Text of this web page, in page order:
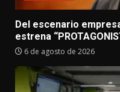
Del escenario
estrena
6 de agosto de 2026